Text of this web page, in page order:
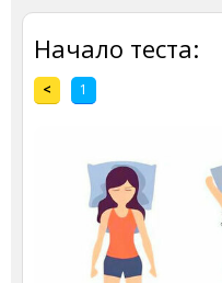
Начало теста:
< 1